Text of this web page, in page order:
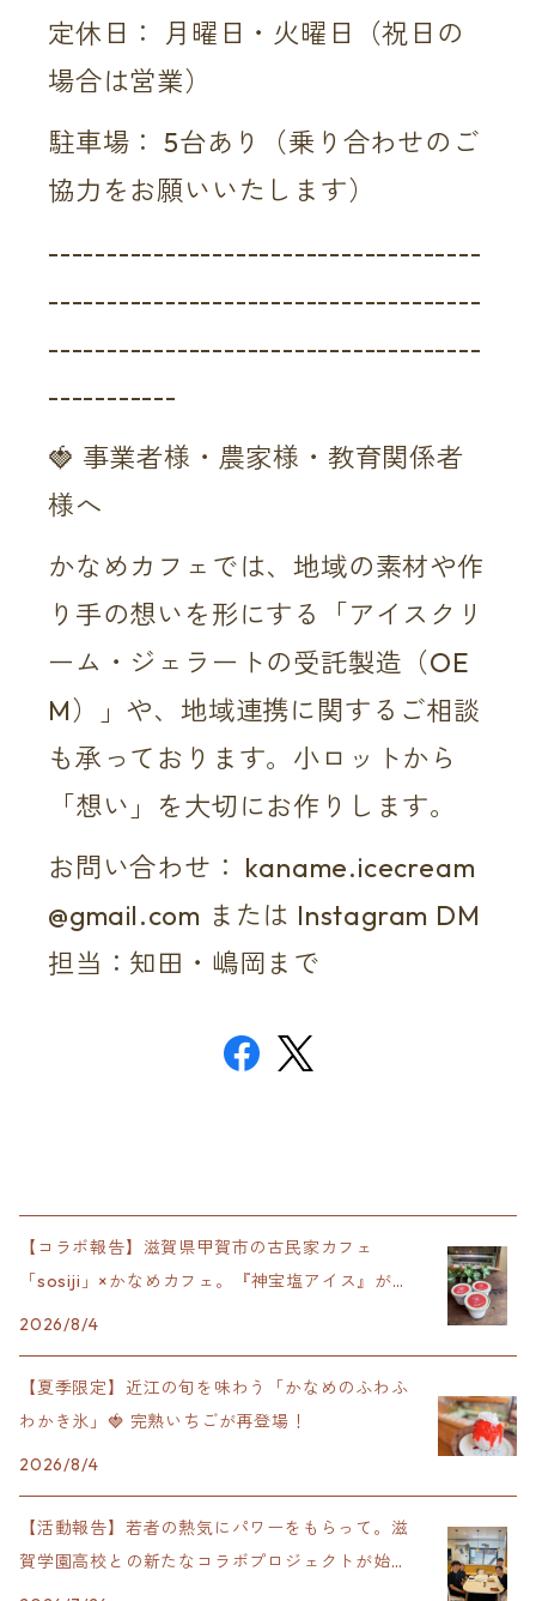
定休日： 月曜日・火曜日（祝日の
場合は営業）
駐車場： 5台あり（乗り合わせのご
協力をお願いいたします）
-------------------------------------
-------------------------------------
-------------------------------------
-----------
🍓 事業者様・農家様・教育関係者
様へ
かなめカフェでは、地域の素材や作
り手の想いを形にする「アイスクリ
ーム・ジェラートの受託製造（OE
M）」や、地域連携に関するご相談
も承っております。小ロットから
「想い」を大切にお作りします。
お問い合わせ： kaname.icecream
@gmail.com または Instagram DM
担当：知田・嶋岡まで
【コラボ報告】滋賀県甲賀市の古民家カフェ
「sosiji」×かなめカフェ。『神宝塩アイス』が完
成！
2026/8/4
【夏季限定】近江の旬を味わう「かなめのふわふ
わかき氷」🍓 完熟いちごが再登場！
2026/8/4
【活動報告】若者の熱気にパワーをもらって。滋
賀学園高校との新たなコラボプロジェクトが始動
します！